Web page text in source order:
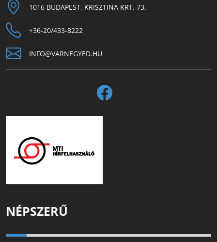
1016 BUDAPEST, KRISZTINA KRT. 73.
+36-20/433-8222
INFO@VARNEGYED.HU
NÉPSZERŰ